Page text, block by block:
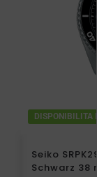
DISPONIBILITA
Seiko
Schwarz 38